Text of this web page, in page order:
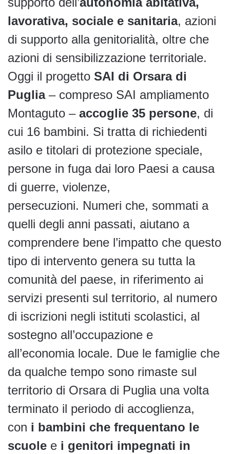
lavorativa, sociale e sanitaria, azioni
di supporto alla genitorialità, oltre che
azioni di sensibilizzazione territoriale.
Oggi il progetto SAI di Orsara di
Puglia– compreso SAI ampliamento
Montaguto – accoglie 35 persone, di
cui 16 bambini. Si tratta di richiedenti
asilo e titolari di protezione speciale,
persone in fuga dai loro Paesi a causa
di guerre, violenze,
persecuzioni. Numeri che, sommati a
quelli degli anni passati, aiutano a
comprendere bene l’impatto che questo
tipo di intervento genera su tutta la
comunità del paese, in riferimento ai
servizi presenti sul territorio, al numero
di iscrizioni negli istituti scolastici, al
sostegno all’occupazione e
all’economia locale. Due le famiglie che
da qualche tempo sono rimaste sul
territorio di Orsara di Puglia una volta
terminato il periodo di accoglienza,
con i bambini che frequentano le
scuole e i genitori impegnati in